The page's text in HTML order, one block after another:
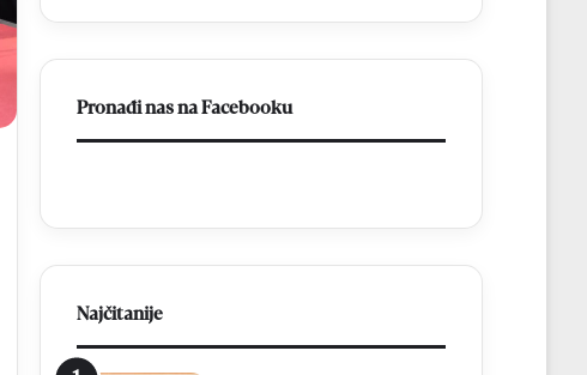
Pronađi nas na Facebooku
Najčitanije